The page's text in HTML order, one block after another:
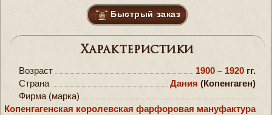
Быстрый заказ
Характеристики
Возраст 1900 – 1920 гг.
Страна
Дания (Копенгаген)
Фирма (марка)
Копенгагенская королевская фарфоровая мануфактура